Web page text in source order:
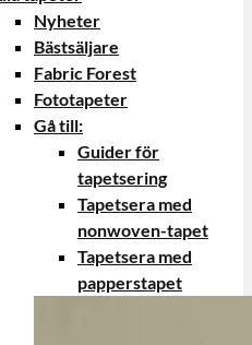
Nyheter
Bästsäljare
Fabric Forest
Fototapeter
Gå till:
Guider för
tapetsering
Tapetsera med
nonwoven-tapet
Tapetsera med
papperstapet